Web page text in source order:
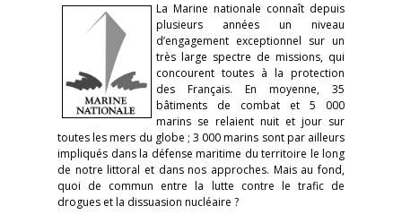
La Marine nationale connaît depuis
plusieurs années un niveau
d’engagement exceptionnel sur un
très large spectre de missions, qui
concourent toutes à la protection
des Français. En moyenne, 35
bâtiments de combat et 5 000
marins se relaient nuit et jour sur
toutes les mers du globe ; 3 000 marins sont par ailleurs
impliqués dans la défense maritime du territoire le long
de notre littoral et dans nos approches. Mais au fond,
quoi de commun entre la lutte contre le trafic de
drogues et la dissuasion nucléaire ?